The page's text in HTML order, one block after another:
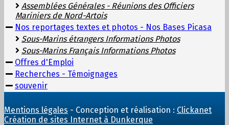
Assemblées Générales - Réunions des Officiers
Mariniers de Nord-Artois
Nos reportages textes et photos - Nos Bases Picasa
Sous-Marins étrangers Informations Photos
Sous-Marins Français Informations Photos
Offres d'Emploi
Recherches - Témoignages
souvenir
Mentions légales - Conception et réalisation : Clickanet
Création de sites Internet à Dunkerque